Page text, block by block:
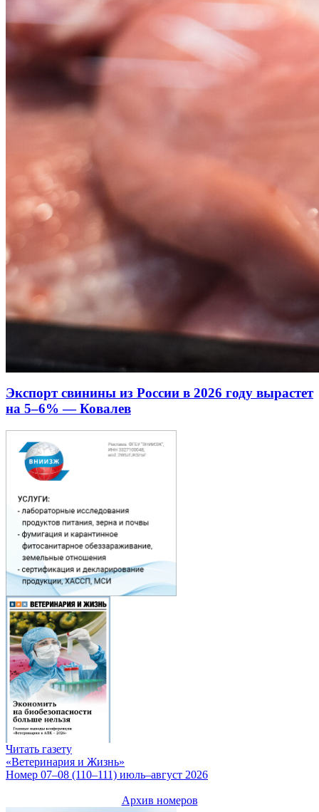
Экспорт свинины из России в 2026 году вырастет
на 5–6% — Ковалев
Читать газету
«Ветеринария и Жизнь»
Номер 07–08 (110–111) июль–август 2026
Архив номеров